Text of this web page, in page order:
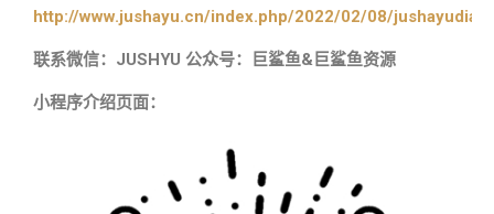
http://www.jushayu.cn/index.php/2022/02/08/
联系微信：JUSHYU 公众号：巨鲨鱼&巨鲨鱼资源
小程序介绍页面：